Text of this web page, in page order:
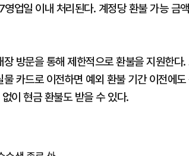
업일 이내 처리된다. 계정당 환불 가능 금
방문을 통해 제한적으로 환불을 지원한다.
카드로 이전하면 예외 환불 기간 이전에
이 현금 환불도 받을 수 있다.